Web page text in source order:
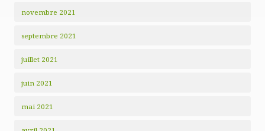
novembre 2021
septembre 2021
juillet 2021
juin 2021
mai 2021